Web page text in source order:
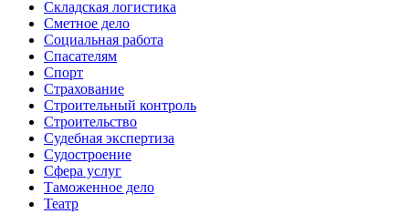
Складская логистика
Сметное дело
Социальная работа
Спасателям
Спорт
Страхование
Строительный контроль
Строительство
Судебная экспертиза
Судостроение
Сфера услуг
Таможенное дело
Театр